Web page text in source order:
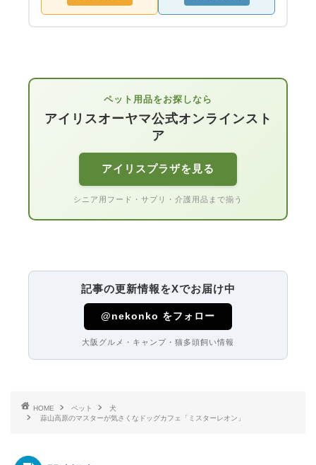
ペット用品をお探しなら
アイリスオーヤマ公式オンラインスト
ア
アイリスプラザを見る
シニア用フード・サプリ・介護用品まで揃う
記事の更新情報をXでお届け中
@nekonko をフォロー
大阪グルメ・キャンプ・猫多頭飼い情報
HOME ペット
犬
蒜山高原のマスターが気さくなドッグカフェ「ミスターレオン」